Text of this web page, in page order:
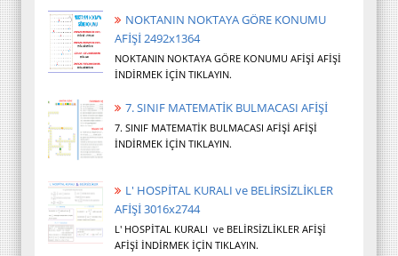
NOKTANIN NOKTAYA GÖRE KONUMU
AFİŞİ 2492x1364
NOKTANIN NOKTAYA GÖRE KONUMU AFİŞİ AFİŞİ
İNDİRMEK İÇİN TIKLAYIN.
7. SINIF MATEMATİK BULMACASI AFİŞİ
7. SINIF MATEMATİK BULMACASI AFİŞİ AFİŞİ
İNDİRMEK İÇİN TIKLAYIN.
L' HOSPİTAL KURALI ve BELİRSİZLİKLER
AFİŞİ 3016x2744
L' HOSPİTAL KURALI ve BELİRSİZLİKLER AFİŞİ
AFİŞİ İNDİRMEK İÇİN TIKLAYIN.